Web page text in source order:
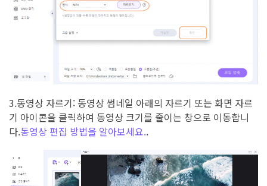
3.동영상 자르기: 동영상 썸네일 아래의 자르기 또는 화면 자르
기 아이콘을 클릭하여 동영상 크기를 줄이는 창으로 이동합니
다.동영상 편집 방법을 알아보세요..